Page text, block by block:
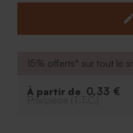
directement via notre outil
aurez également le choix
15% offerts* sur tout le
À partir de 0,33 €
Prix/pièce (T.T.C.)